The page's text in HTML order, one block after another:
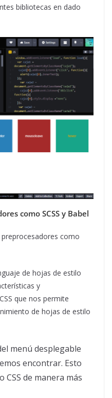
bibliotecas en dado
como SCSS y Babel
como
de hojas de estilo
y
que nos permite
de hojas de estilo
menú desplegable
encontrar. Esto
de manera más